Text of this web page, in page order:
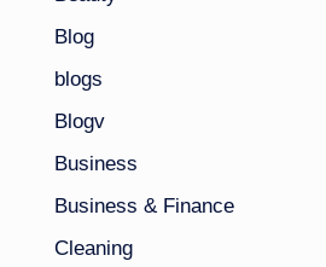
Blog
blogs
Blogv
Business
Business & Finance
Cleaning